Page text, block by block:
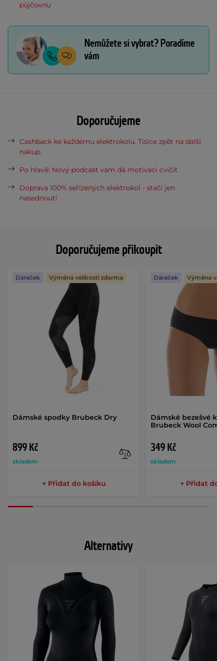
Doporučujeme přikoupit
Dámské spodky Brubeck Dry
899 Kč
skladem
Dáreček Výměna velikosti zdarma
+ Přidat do košíku
Dámské bezešvé
Brubeck Wool
349 Kč
skladem
Dáreček Výměna
+ Přidat
půjčovnu
Nemůžete si vybrat? Poradíme
vám
Doporučujeme
Cashback ke každému elektrokolu. Tisíce zpět na další
nákup.
Po hlavě: Nový podcast vám dá motivaci cvičit
Doprava 100% seřízených elektrokol - stačí jen
nasednout!
Alternativy